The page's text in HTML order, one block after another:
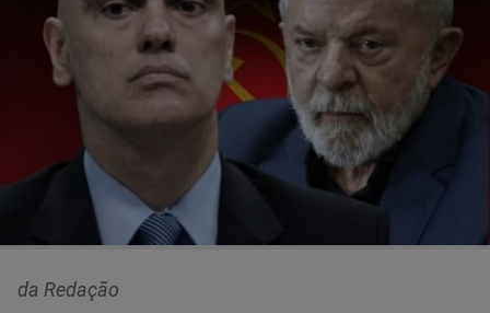
da Redação